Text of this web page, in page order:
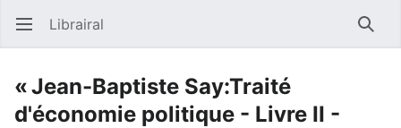
Ouvrir le menu principal Librairal
« Jean-Baptiste Say:Traité
d'économie politique - Livre II -